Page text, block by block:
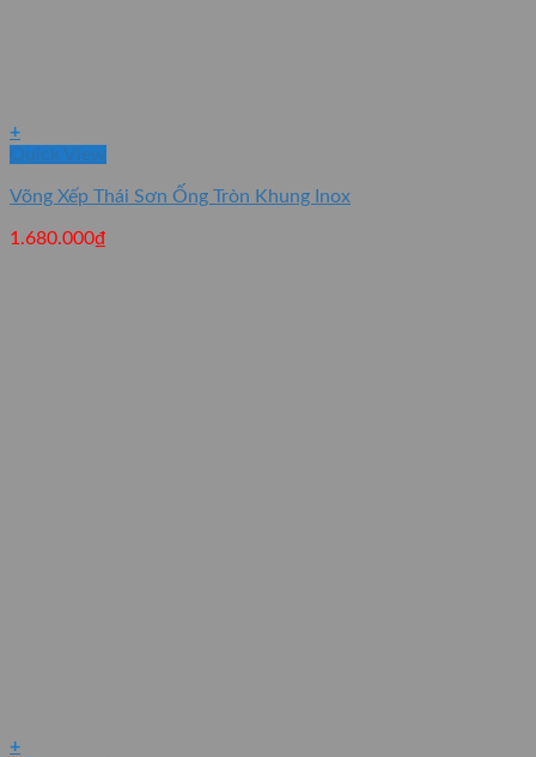
+
Quick View
Võng Xếp Thái Sơn Ống Tròn Khung Inox
1.680.000₫
+